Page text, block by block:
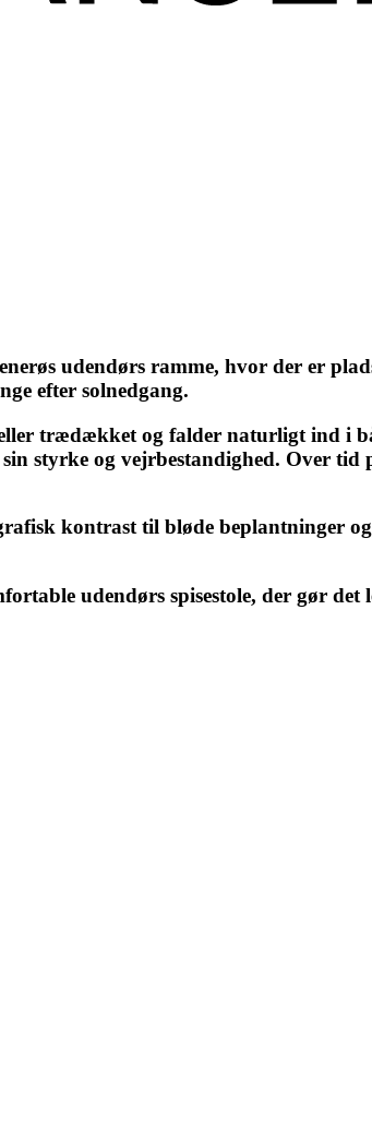
udendørs ramme, hvor der er
efter solnedgang.
trædækket og falder naturligt ind i
styrke og vejrbestandighed. Over
kontrast til bløde beplantninger
udendørs spisestole, der gør det